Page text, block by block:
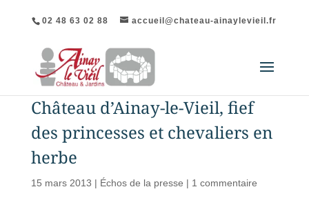
02 48 63 02 88 accueil@chateau-ainaylevieil.fr
Château d’Ainay-le-Vieil, fief
des princesses et chevaliers en
herbe
15 mars 2013 | Échos de la presse | 1 commentaire